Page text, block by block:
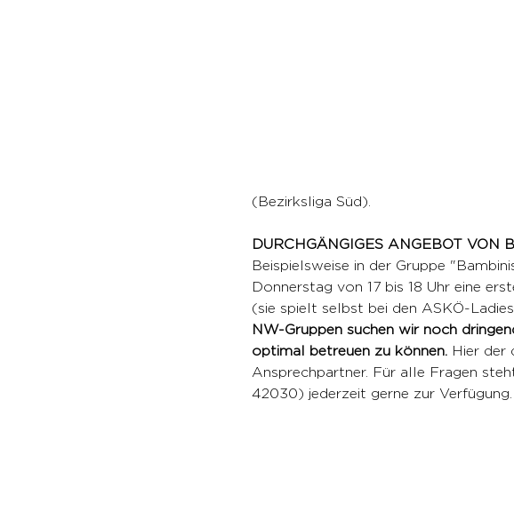
(Bezirksliga Süd).
DURCHGÄNGIGES ANGEBOT VON
Beispielsweise in der Gruppe
Donnerstag von 17 bis 18 Uhr eine
(sie spielt selbst bei den ASKÖ-
NW-Gruppen suchen wir noch
optimal betreuen zu können. Hier der
Ansprechpartner. Für alle Fragen
42030) jederzeit gerne zur Verfügung.